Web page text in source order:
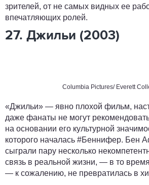
зрителей, от не самых видных ее
впечатляющих ролей.
27. Джильи (2003)
Columbia Pictures/ Everett
«Джильи» — явно плохой фильм,
даже фанаты не могут
на основании его культурной
которого началась #Беннифер. Бен
сыграли пару несколько
связь в реальной жизни, — в то
— к сожалению, не превратилась в